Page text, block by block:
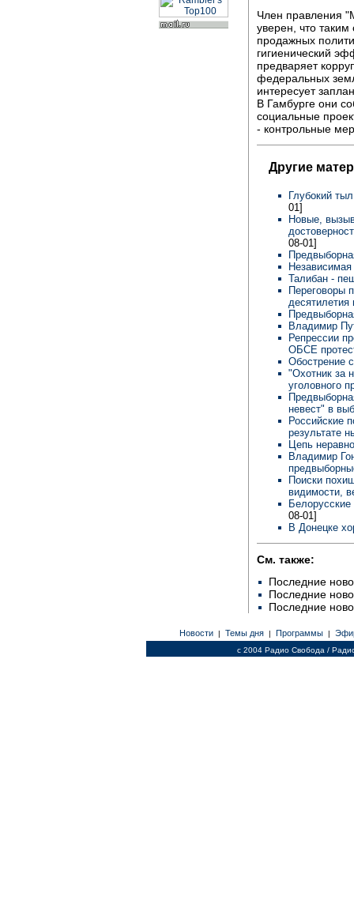
Член правления
уверен, что
продажных
гигиенический
предваряет
федеральных
интересует
В Гамбурге они
социальные
- контрольные
Другие
Глубокий
01]
Новые,
08-01]
Талибан -
Переговоры
Владимир
Репрессии
ОБСЕ
Обострение
"Охотник за
уголовного
невест" в
Российские
результате
Цепь
Владимир
Поиски
видимости,
08-01]
В Донецке
См. также:
Последние
Последние
Последние
Новости | Темы дня | Программы |
c 2004 Радио Свобода /